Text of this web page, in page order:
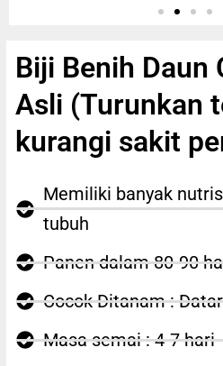
Biji Benih Daun
Asli (Turunkan
kurangi sakit
Memiliki banyak
tubuh
Panen dalam 80-90
Cocok Ditanam :
Masa semai : 4-7 hari